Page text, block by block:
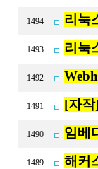
1494 리눅
1493 리눅
1492
1491 [자
1490 임베
1489 해커